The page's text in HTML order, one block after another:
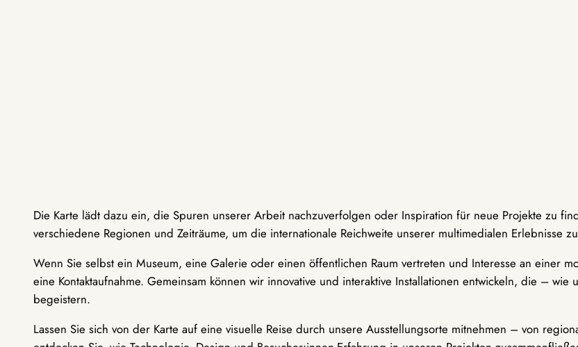
Die Karte lädt dazu ein, die Spuren unserer Arbeit nachzuverfolgen oder Inspiration für neue Projekte zu
verschiedene Regionen und Zeiträume, um die internationale Reichweite unserer multimedialen Erlebnisse
Wenn Sie selbst ein Museum, eine Galerie oder einen öffentlichen Raum vertreten und Interesse an einer
eine Kontaktaufnahme. Gemeinsam können wir innovative und interaktive Installationen entwickeln, die –
begeistern.
Lassen Sie sich von der Karte auf eine visuelle Reise durch unsere Ausstellungsorte mitnehmen – von